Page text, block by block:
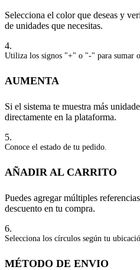
Selecciona el color que deseas y
de unidades que necesitas.
4.
Utiliza los signos "+" o "-" para sumar o
AUMENTA
Si el sistema te muestra más
directamente en la plataforma.
5.
Conoce el estado de tu pedido.
AÑADIR AL CARRITO
Puedes agregar múltiples
descuento en tu compra.
6.
Selecciona los círculos según tu
MÉTODO DE ENVIO